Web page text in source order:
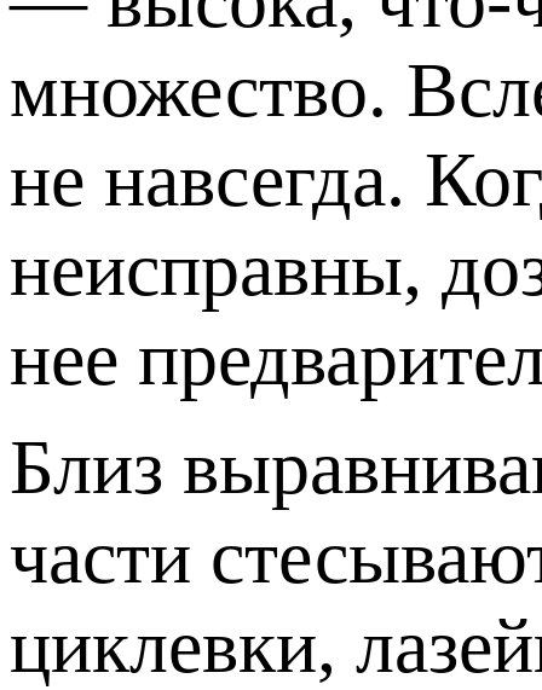
множество.
не навсегда.
неисправны,
нее
Близ
части
циклевки,